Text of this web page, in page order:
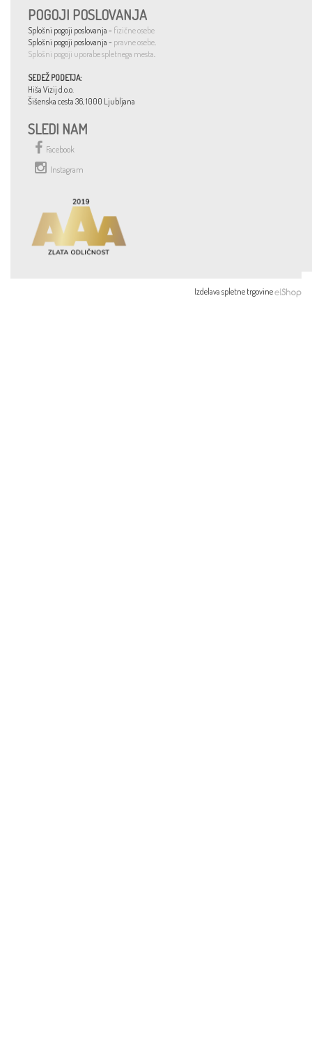
POGOJI POSLOVANJA
Splošni pogoji poslovanja - fizične osebe
Splošni pogoji poslovanja - pravne osebe.
Splošni pogoji uporabe spletnega mesta.
SEDEŽ PODETJA:
Hiša Vizij d.o.o.
Šišenska cesta 36, 1000 Ljubljana
SLEDI NAM
Facebook
Instagram
Izdelava spletne trgovine